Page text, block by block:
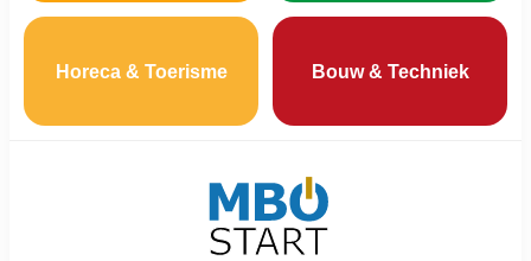
Horeca & Toerisme Bouw & Techniek